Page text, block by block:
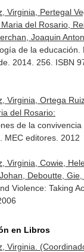
Virginia, Pertegal
del Rosario,
Joaquin
de la educación.
2014. 256. ISBN
Virginia, Ortega
del Rosario:
de la
MEC editores. 2012
Virginia, Cowie,
Deboutte, Gie,
Violence: Taking
en Libros
Virginia.